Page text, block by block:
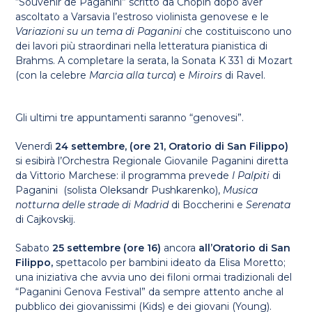
ascoltato a Varsavia l’estroso violinista genovese e le
Variazioni su un tema di Paganini che costituiscono uno
dei lavori più straordinari nella letteratura pianistica di
Brahms. A completare la serata, la Sonata K 331 di Mozart
(con la celebre Marcia alla turca) e Miroirs di Ravel.
Gli ultimi tre appuntamenti saranno “genovesi”.
Venerdì24 settembre, (ore 21, Oratorio di San Filippo)
si esibirà l’Orchestra Regionale Giovanile Paganini diretta
da Vittorio Marchese: il programma prevede I Palpiti di
Paganini
(solista Oleksandr Pushkarenko), Musica
notturna delle strade di Madrid di Boccherini e Serenata
di Cajkovskij.
Sabato 25 settembre (ore 16) ancora all’Oratorio di San
Filippo,spettacolo per bambini ideato da Elisa Moretto;
una iniziativa che avvia uno dei filoni ormai tradizionali del
“Paganini Genova Festival” da sempre attento anche al
pubblico dei giovanissimi (Kids) e dei giovani (Young).